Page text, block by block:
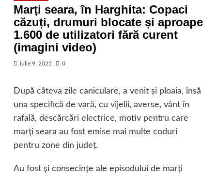
Marți seara, în Harghita: Copaci
căzuți, drumuri blocate și aproape
1.600 de utilizatori fără curent
(imagini video)
iulie 9, 2025 0
După câteva zile caniculare, a venit și ploaia, însă
una specifică de vară, cu vijelii, averse, vânt în
rafală, descărcări electrice, motiv pentru care
marți seara au fost emise mai multe coduri
pentru zone din județ.
Au fost și consecințe ale episodului de marți